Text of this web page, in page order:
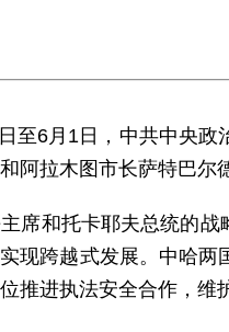
至6月1日，中共中央
阿拉木图市长萨特巴尔
席和托卡耶夫总统的
现跨越式发展。中哈
推进执法安全合作，